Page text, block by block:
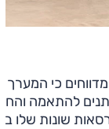
כי המערך
להתאמה
שונות שלו